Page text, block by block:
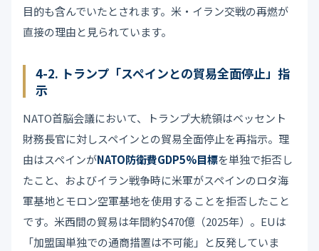
目的も含んでいたとされます。米・イラン交戦の再燃が
直接の理由と見られています。
4-2. トランプ「スペインとの貿易全面停止」指
示
NATO首脳会議において、トランプ大統領はベッセント
財務長官に対しスペインとの貿易全面停止を再指示。理
由はスペインがNATO防衛費GDP5%目標を単独で拒否し
たこと、およびイラン戦争時に米軍がスペインのロタ海
軍基地とモロン空軍基地を使用することを拒否したこと
です。米西間の貿易は年間約$470億（2025年）。EUは
「加盟国単独での通商措置は不可能」と反発していま